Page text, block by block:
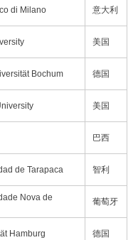
di Milano 意大利
美国
Bochum 德国
美国
巴西
de Tarapaca 智利
Nova de
葡萄牙
Hamburg 德国